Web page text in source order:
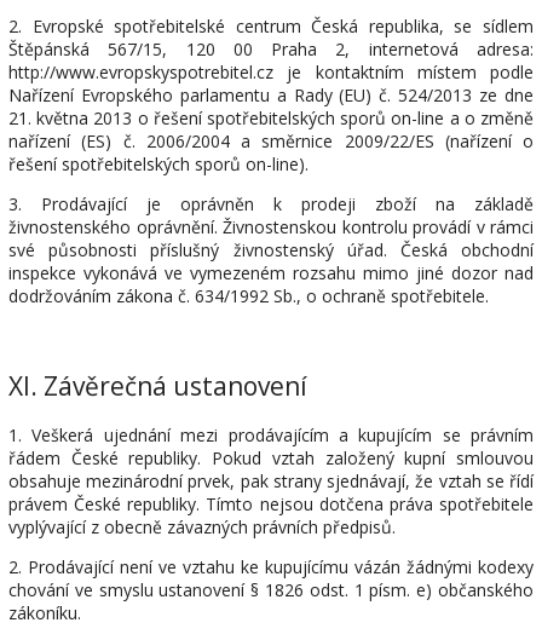
2. Evropské spotřebitelské centrum Česká republika, se sídlem
Štěpánská 567/15, 120 00 Praha 2, internetová adresa:
http://www.evropskyspotrebitel.cz je kontaktním místem podle
Nařízení Evropského parlamentu a Rady (EU) č. 524/2013 ze dne
21. května 2013 o řešení spotřebitelských sporů on-line a o změně
nařízení (ES) č. 2006/2004 a směrnice 2009/22/ES (nařízení o
řešení spotřebitelských sporů on-line).
3. Prodávající je oprávněn k prodeji zboží na základě
živnostenského oprávnění. Živnostenskou kontrolu provádí v rámci
své působnosti příslušný živnostenský úřad. Česká obchodní
inspekce vykonává ve vymezeném rozsahu mimo jiné dozor nad
dodržováním zákona č. 634/1992 Sb., o ochraně spotřebitele.
XI. Závěrečná ustanovení
1. Veškerá ujednání mezi prodávajícím a kupujícím se právním
řádem České republiky. Pokud vztah založený kupní smlouvou
obsahuje mezinárodní prvek, pak strany sjednávají, že vztah se řídí
právem České republiky. Tímto nejsou dotčena práva spotřebitele
vyplývající z obecně závazných právních předpisů.
2. Prodávající není ve vztahu ke kupujícímu vázán žádnými kodexy
chování ve smyslu ustanovení § 1826 odst. 1 písm. e) občanského
zákoníku.